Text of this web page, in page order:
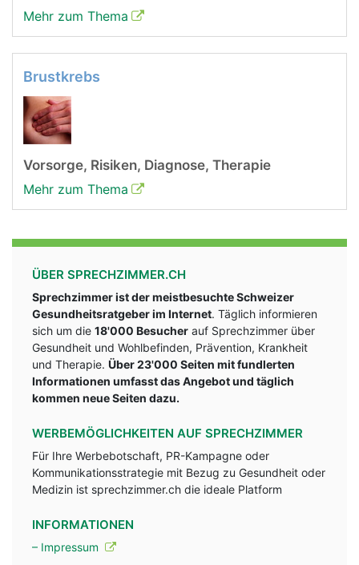
Mehr zum Thema
Brustkrebs
Vorsorge, Risiken, Diagnose, Therapie
Mehr zum Thema
ÜBER SPRECHZIMMER.CH
Sprechzimmer ist der meistbesuchte Schweizer
Gesundheitsratgeber im Internet. Täglich informieren
sich um die 18'000 Besucher auf Sprechzimmer über
Gesundheit und Wohlbefinden, Prävention, Krankheit
und Therapie. Über 23'000 Seiten mit fundlerten
Informationen umfasst das Angebot und täglich
kommen neue Seiten dazu.
WERBEMÖGLICHKEITEN AUF SPRECHZIMMER
Für Ihre Werbebotschaft, PR-Kampagne oder
Kommunikationsstrategie mit Bezug zu Gesundheit oder
Medizin ist sprechzimmer.ch die ideale Platform
INFORMATIONEN
– Impressum